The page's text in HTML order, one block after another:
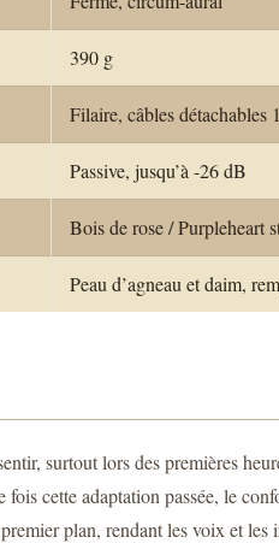
390 g
Filaire, câbles
Passive, jusqu’à -26 dB
Bois de rose / Purpleheart
Peau d’agneau et daim,
surtout lors des premières
cette adaptation passée, le
plan, rendant les voix et